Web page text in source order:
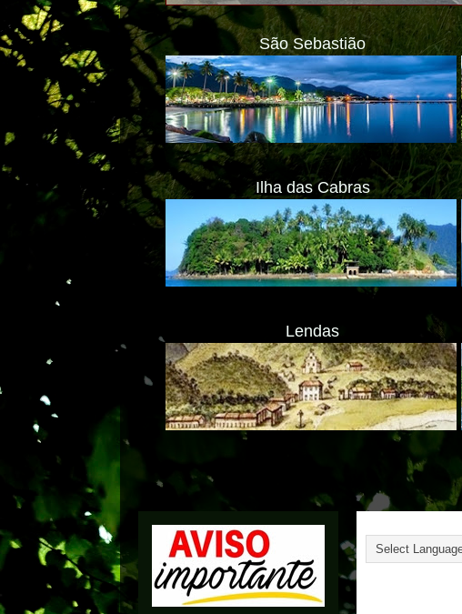
São Sebastião
Ilha das Cabras
Lendas
ATENÇÃO!